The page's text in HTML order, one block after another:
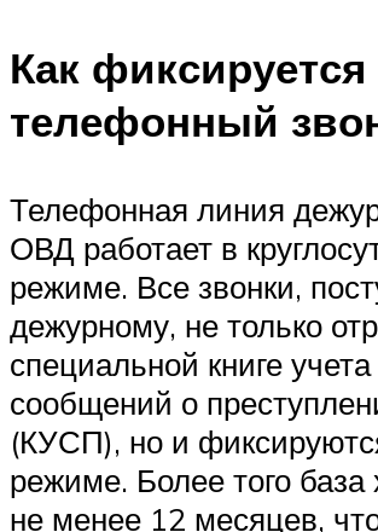
Как фиксируется
телефонный
Телефонная линия
ОВД работает в
режиме. Все звонки,
дежурному, не только
специальной книге учета
сообщений о
(КУСП), но и
режиме. Более того база
не менее 12 месяцев,